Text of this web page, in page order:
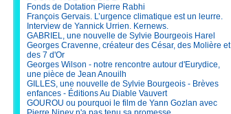
Fonds de Dotation Pierre Rabhi
François Gervais. L’urgence climatique est un leurre.
Interview de Yannick Urrien. Kernews.
GABRIEL, une nouvelle de Sylvie Bourgeois Harel
Georges Cravenne, créateur des César, des Molière et
des 7 d'Or
Georges Wilson - notre rencontre autour d'Eurydice,
une pièce de Jean Anouilh
GILLES, une nouvelle de Sylvie Bourgeois - Brèves
enfances - Éditions Au Diable Vauvert
GOUROU ou pourquoi le film de Yann Gozlan avec